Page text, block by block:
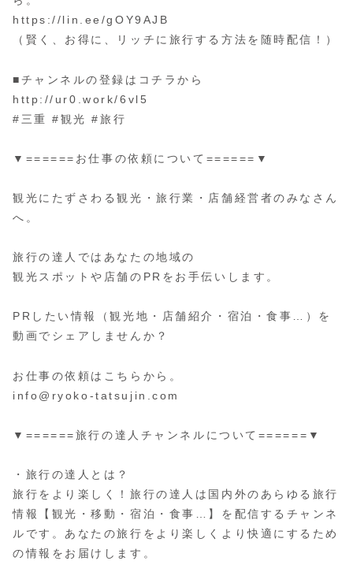
https://lin.ee/gOY9AJB
（賢く、お得に、リッチに旅行する方法を随時配信！）
■チャンネルの登録はコチラから
http://ur0.work/6vl5
#三重 #観光 #旅行
▼======お仕事の依頼について======▼
観光にたずさわる観光・旅行業・店舗経営者のみなさん
へ。
旅行の達人ではあなたの地域の
観光スポットや店舗のPRをお手伝いします。
PRしたい情報（観光地・店舗紹介・宿泊・食事…）を
動画でシェアしませんか？
お仕事の依頼はこちらから。
info@ryoko-tatsujin.com
▼======旅行の達人チャンネルについて======▼
・旅行の達人とは？
旅行をより楽しく！旅行の達人は国内外のあらゆる旅行
情報【観光・移動・宿泊・食事…】を配信するチャンネ
ルです。あなたの旅行をより楽しくより快適にするため
の情報をお届けします。